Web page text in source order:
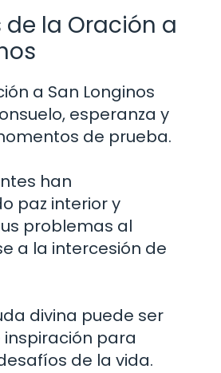
de la Oración a
a San Longinos
esperanza y
de prueba.
han
paz interior y
problemas al
a la intercesión de
divina puede ser
para
de la vida.